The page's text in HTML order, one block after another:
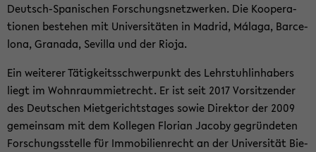
Deutsch-​Spanischen For­schungs­netz­wer­ken. Die Ko­ope­ra­
tio­nen be­stehen mit Uni­ver­si­tä­ten in Ma­drid, Málaga, Bar­ce­
lo­na, Gra­na­da, Se­vil­la und der Rioja.
Ein wei­te­rer Tä­tig­keits­schwer­punkt des Lehr­stuhl­in­ha­bers
liegt im Wohn­raum­miet­recht. Er ist seit 2017 Vor­sit­zen­der
des Deut­schen Miet­ge­richts­ta­ges sowie Di­rek­tor der 2009
ge­mein­sam mit dem Kol­le­gen Flo­ri­an Ja­co­by ge­grün­de­ten
For­schungs­stel­le für Im­mo­bi­li­en­recht an der Uni­ver­si­tät Bie­